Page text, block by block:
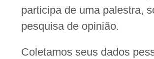
participa de uma palestra,
pesquisa de opinião.
Coletamos seus dados